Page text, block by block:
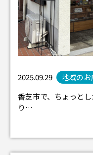
2025.09.29 地域のお
香芝市で、ちょっと
り…